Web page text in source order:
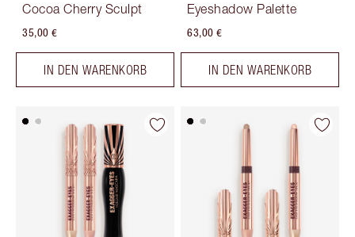
Cocoa Cherry Sculpt
35,00 €
IN DEN WARENKORB
Eyeshadow Palette
63,00 €
IN DEN WARENKORB